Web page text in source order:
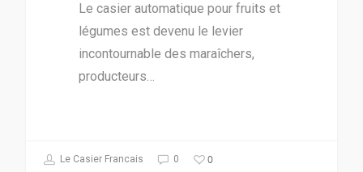
Le casier automatique pour fruits et
légumes est devenu le levier
incontournable des maraîchers,
producteurs…
Le Casier Francais 0 0